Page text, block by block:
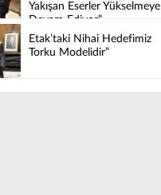
Yakışan Eserler Yükselmeye
Devam Ediyor”
Etak’taki Nihai Hedefimiz
Torku Modelidir”